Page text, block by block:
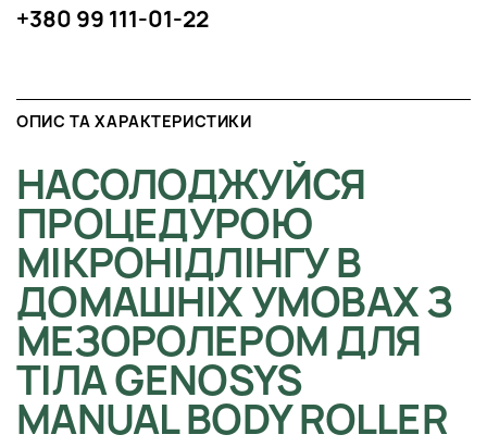
+380 99 111-01-22
ОПИС ТА ХАРАКТЕРИСТИКИ
НАСОЛОДЖУЙСЯ
ПРОЦЕДУРОЮ
МІКРОНІДЛІНГУ В
ДОМАШНІХ УМОВАХ З
МЕЗОРОЛЕРОМ ДЛЯ
ТІЛА GENOSYS
MANUAL BODY ROLLER